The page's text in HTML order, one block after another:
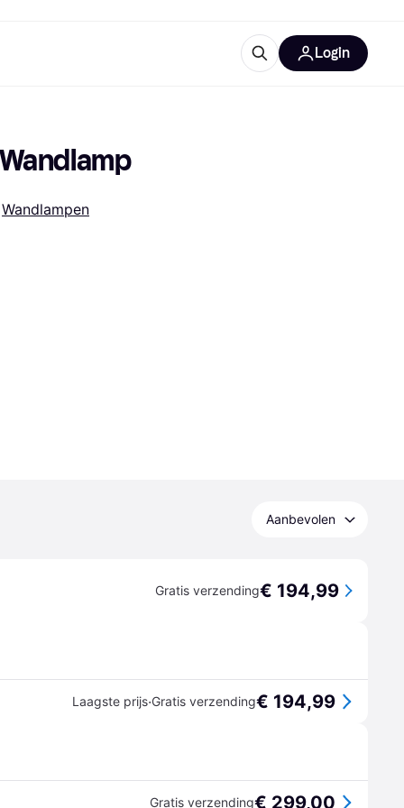
Login
Wandlampen
Aanbevolen
Gratis verzending€ 194,99
Laagste prijs·Gratis verzending€ 194,99
Gratis verzending€ 299,00